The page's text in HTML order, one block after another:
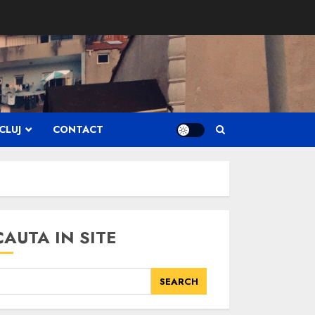
CONTACT
IN SITE
SEARCH